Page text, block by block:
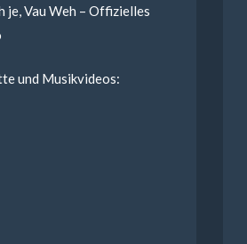
je, Vau Weh – Offizielles
und Musikvideos: